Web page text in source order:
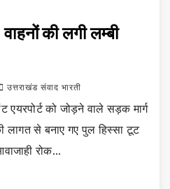
की लगी लम्बी
उत्तराखंड संवाद भारती
एयरपोर्ट को जोड़ने वाले सड़क मार्ग
लागत से बनाए गए पुल हिस्सा टूट
रोक…